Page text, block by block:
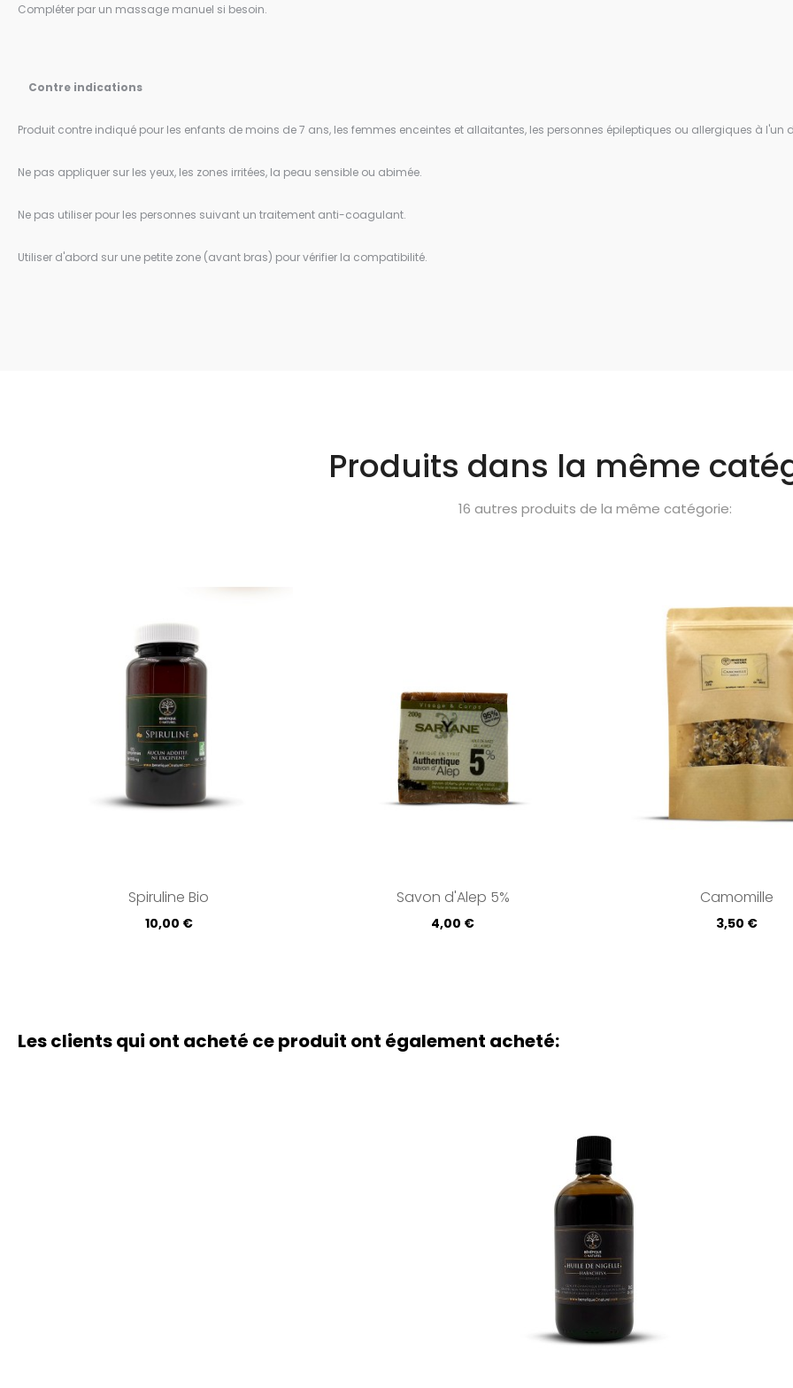
Compléter par un massage manuel si besoin.
Contre indications
Produit contre indiqué pour les enfants de moins de 7 ans, les femmes enceintes et allaitantes, les personnes épileptiques ou allergiques à l'un
Ne pas appliquer sur les yeux, les zones irritées, la peau sensible ou abimée.
Ne pas utiliser pour les personnes suivant un traitement anti-coagulant.
Utiliser d'abord sur une petite zone (avant bras) pour vérifier la compatibilité.
Produits dans la même
16 autres produits de la même catégorie:
Spiruline Bio
Prix
10,00 €
Savon d'Alep 5%
Prix
4,00 €
Camomille
Prix
3,50 €
Les clients qui ont acheté ce produit ont également acheté: